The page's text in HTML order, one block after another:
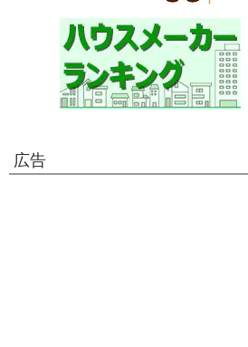
広告